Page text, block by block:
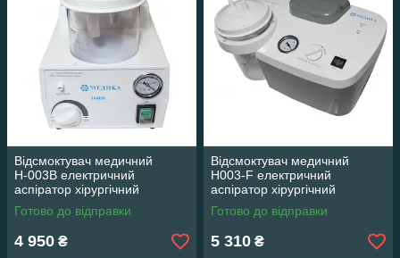
Відсмоктувач медичний
Н-003В електричний
аспіратор хірургічний
Готово до відправки
4 950 ₴
Відсмоктувач медичний
Н003-F електричний
аспіратор хірургічний
Готово до відправки
5 310 ₴